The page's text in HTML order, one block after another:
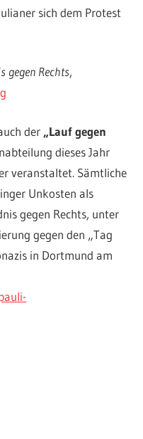
sich dem Protest
gegen Rechts,
der „Lauf gegen
dieses Jahr
veranstaltet. Sämtliche
Unkosten als
gegen Rechts, unter
gegen den „Tag
in Dortmund am